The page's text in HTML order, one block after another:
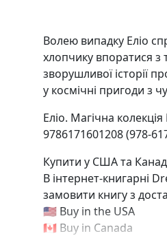
Книги
Пазли
Жанри
Волею випадку Еліо
хлопчику впоратися з
зворушливої історії
у космічні пригоди з
Еліо. Магічна
9786171601208 (978-
Купити у США та
В інтернет-книгарні
замовити книгу з
🇺🇸 Buy in the USA
🇨🇦 Buy in Canada